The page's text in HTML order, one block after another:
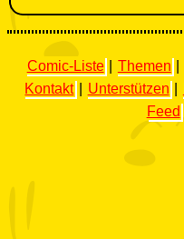
Comic-Liste Themen
Kontakt
Unterstützen
Feed